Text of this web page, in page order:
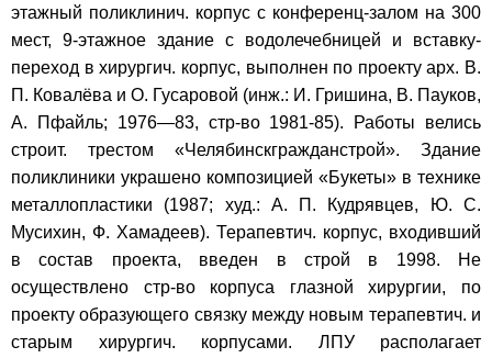
этажный поликлинич. корпус с конференц-залом на 300
мест, 9-этажное здание с водолечебницей и вставку-
переход в хирургич. корпус, выполнен по проекту арх. В.
П. Ковалёва и О. Гусаровой (инж.: И. Гришина, В. Пауков,
А. Пфайль; 1976—83, стр-во 1981-85). Работы велись
строит. трестом «Челябинскгражданстрой». Здание
поликлиники украшено композицией «Букеты» в технике
металлопластики (1987; худ.: А. П. Кудрявцев, Ю. С.
Мусихин, Ф. Хамадеев). Терапевтич. корпус, входивший
в состав проекта, введен в строй в 1998. Не
осуществлено стр-во корпуса глазной хирургии, по
проекту образующего связку между новым терапевтич. и
старым хирургич. корпусами. ЛПУ располагает